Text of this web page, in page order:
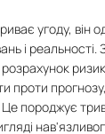
угоду, він
і реальності.
розрахунок
проти
породжує